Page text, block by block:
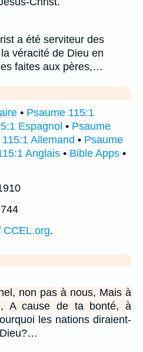
a été serviteur des
véracité de Dieu en
faites aux pères,…
• Psaume 115:1
Espagnol • Psaume
Allemand • Psaume
Anglais • Bible Apps •
CCEL.org.
non pas à nous, Mais à
A cause de ta bonté, à
les nations diraient-